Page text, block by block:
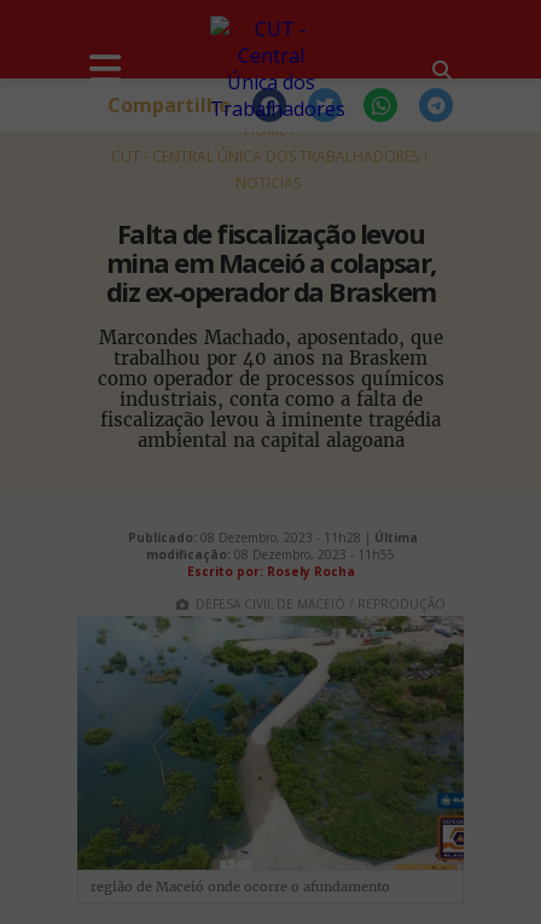
HOME
CUT - CENTRAL ÚNICA DOS TRABALHADORES
NOTÍCIAS
Falta de fiscalização levou
mina em Maceió a colapsar,
diz ex-operador da Braskem
Marcondes Machado, aposentado, que
trabalhou por 40 anos na Braskem
como operador de processos químicos
industriais, conta como a falta de
fiscalização levou à iminente tragédia
ambiental na capital alagoana
Compartilhe
Publicado: 08 Dezembro, 2023 - 11h28 | Última
modificação: 08 Dezembro, 2023 - 11h55
Escrito por: Rosely Rocha
DEFESA CIVIL DE MACEIÓ / REPRODUÇÃO
região de Maceió onde ocorre o afundamento